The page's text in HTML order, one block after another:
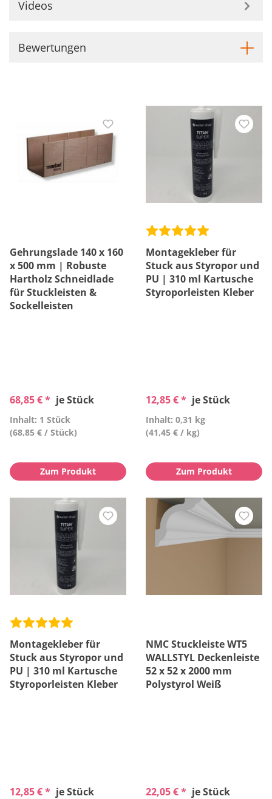
Videos
Bewertungen
Gehrungslade 140 x 160
x 500 mm | Robuste
Hartholz Schneidlade
für Stuckleisten &
Sockelleisten
68,85 € * je Stück
Inhalt: 1 Stück
(68,85 € / Stück)
Zum Produkt
Montagekleber für
Stuck aus Styropor und
PU | 310 ml Kartusche
Styroporleisten Kleber
12,85 € * je Stück
Inhalt: 0,31 kg
(41,45 € / kg)
Zum Produkt
Montagekleber für
Stuck aus Styropor und
PU | 310 ml Kartusche
Styroporleisten Kleber
12,85 € * je Stück
NMC Stuckleiste WT5
WALLSTYL Deckenleiste
52 x 52 x 2000 mm
Polystyrol Weiß
22,05 € * je Stück